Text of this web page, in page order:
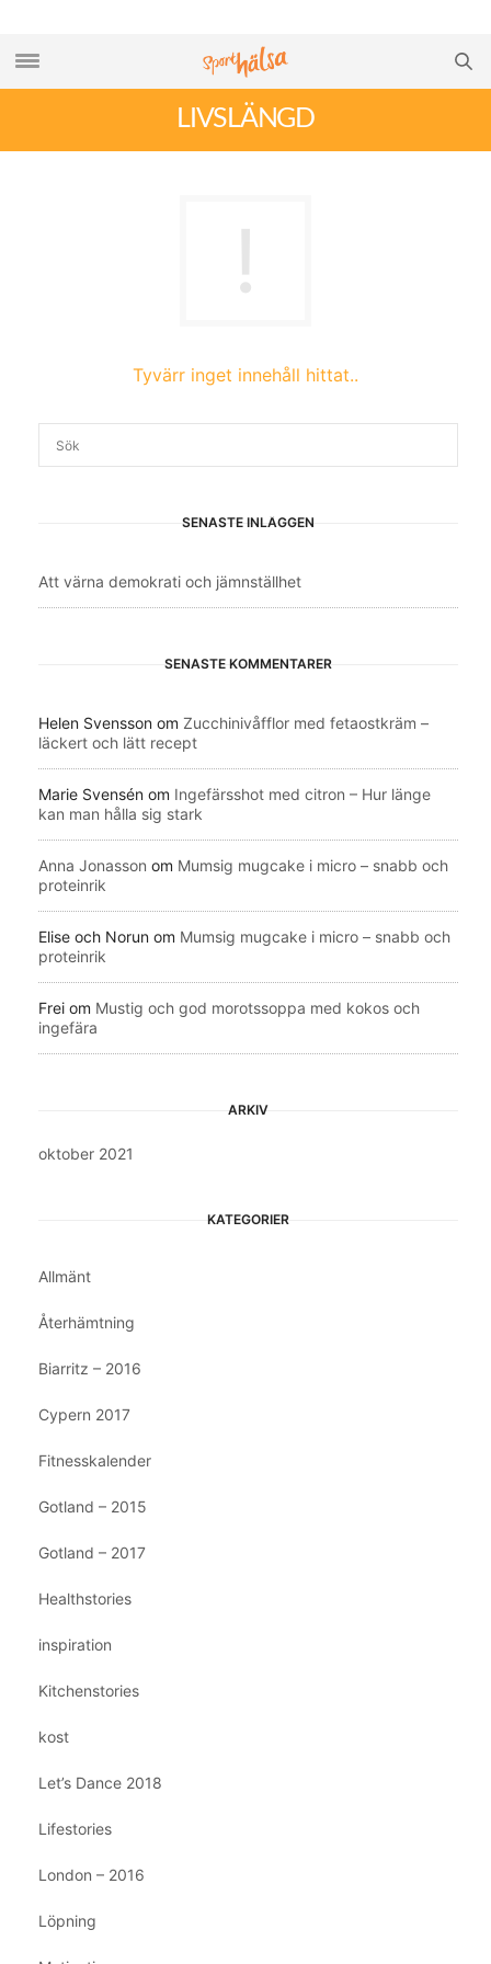
LIVSLÄNGD
Tyvärr inget innehåll hittat..
SENASTE INLÄGGEN
Att värna demokrati och jämnställhet
SENASTE KOMMENTARER
Helen Svensson om Zucchinivåfflor med fetaostkräm –
läckert och lätt recept
Marie Svensén om Ingefärsshot med citron – Hur länge
kan man hålla sig stark
Anna Jonasson om Mumsig mugcake i micro – snabb och
proteinrik
Elise och Norun om Mumsig mugcake i micro – snabb och
proteinrik
Frei om Mustig och god morotssoppa med kokos och
ingefära
ARKIV
oktober 2021
KATEGORIER
Allmänt
Återhämtning
Biarritz – 2016
Cypern 2017
Fitnesskalender
Gotland – 2015
Gotland – 2017
Healthstories
inspiration
Kitchenstories
kost
Let’s Dance 2018
Lifestories
London – 2016
Löpning